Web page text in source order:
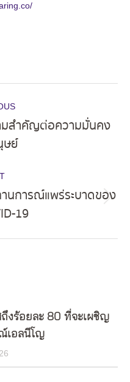
มสำคัญต่อความมั่นคง
ษย์
นการณ์แพร่ระบาดของ
19
ถึงร้อยละ 80 ที่จะเผชิญ
เอลนีโญ